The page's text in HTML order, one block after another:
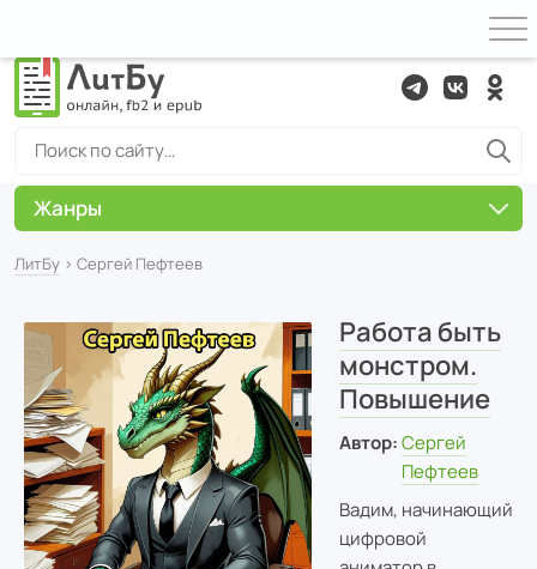
ЛитБу › Сергей Пефтеев
Работа быть
монстром.
Повышение
Автор: Сергей
Пефтеев
Вадим, начинающий
цифровой
Жанры